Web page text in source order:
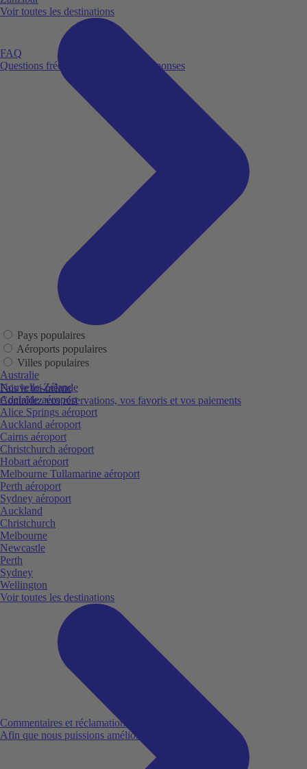
FAQ
Questions fréquemment posées et réponses
Fais le toi-même
Contrôlez vos réservations, vos favoris et vos paiements
Commentaires et réclamations
Afin que nous puissions améliorer votre expérience
Voir toutes les destinations
Pays populaires
Aéroports populaires
Villes populaires
Australie
Nouvelle-Zélande
Adelaide aéroport
Alice Springs aéroport
Auckland aéroport
Cairns aéroport
Christchurch aéroport
Hobart aéroport
Melbourne Tullamarine aéroport
Perth aéroport
Sydney aéroport
Auckland
Christchurch
Melbourne
Newcastle
Perth
Sydney
Wellington
Voir toutes les destinations